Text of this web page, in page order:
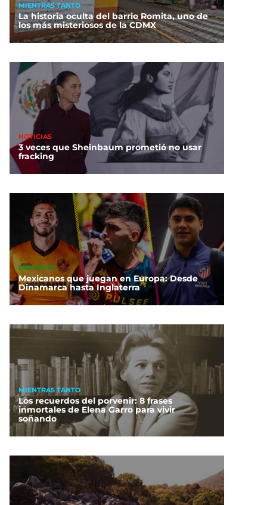
MIENTRAS TANTO
La historia oculta del barrio Romita, uno de
los más misteriosos de la CDMX
NOTICIAS
3 veces que Sheinbaum prometió no usar
fracking
DEPORTES
Mexicanos que juegan en Europa: Desde
Dinamarca hasta Inglaterra
MIENTRAS TANTO
Los recuerdos del porvenir: 8 frases
inmortales de Elena Garro para vivir
soñando